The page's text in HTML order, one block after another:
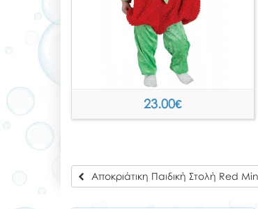
23.00€
Αποκριάτικη Παιδική Στολή Red